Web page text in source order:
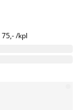
75,- /kpl